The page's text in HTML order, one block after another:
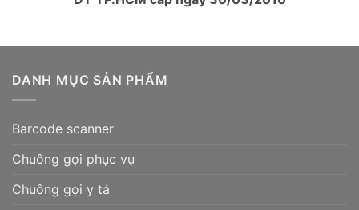
DANH MỤC SẢN PHẨM
Barcode scanner
Chuông gọi phục vụ
Chuông gọi y tá